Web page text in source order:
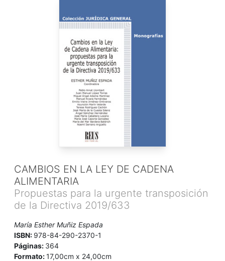
CAMBIOS EN LA LEY DE CADENA
ALIMENTARIA
Propuestas para la urgente transposición
de la Directiva 2019/633
María Esther Muñiz Espada
ISBN: 978-84-290-2370-1
Páginas: 364
Formato:17,00cm x 24,00cm